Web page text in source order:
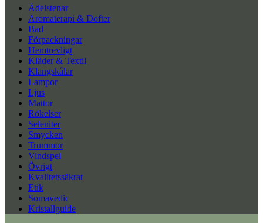
Ädelstenar
Aromaterapi & Dofter
Bad
Förpackningar
Hemtrevligt
Kläder & Textil
Klangskålar
Lampor
Ljus
Mattor
Rökelser
Seleniter
Smycken
Trummor
Vindspel
Övrigt
Kvalitetssäkrat
Etik
Somavedic
Kristallguide